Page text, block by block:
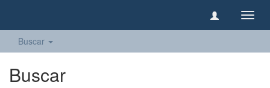
Buscar
Buscar